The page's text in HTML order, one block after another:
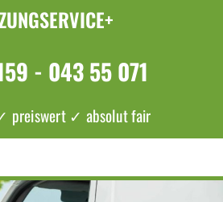
- 043 55 071
preiswert ✓ absolut fair